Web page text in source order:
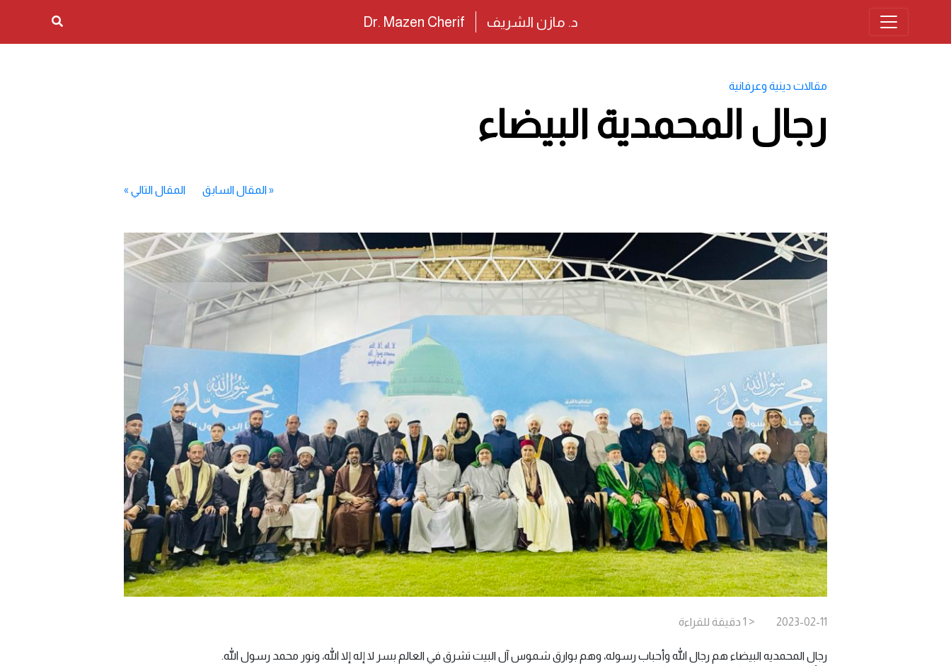
د. مازن الشريف Dr. Mazen Cherif
مقالات دينية وعرفانية
رجال المحمدية البيضاء
«المقال السابق المقال التالي »
2023-02-11
< 1 دقيقة للقراءة
رجال المحمديه البيضاء هم رجال الله وأحباب رسوله، وهم بوارق شموس آل البيت تشرق في العالم بسر لا إله إلا الله، ونور محمد رسول الله.